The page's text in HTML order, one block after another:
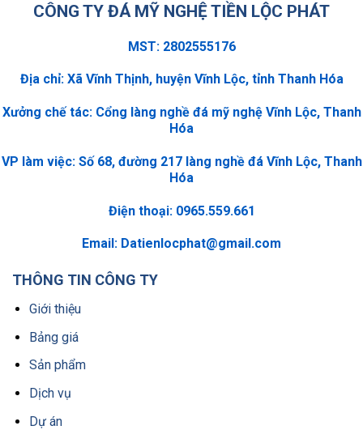
CÔNG TY ĐÁ MỸ NGHỆ TIỀN LỘC PHÁT
MST: 2802555176
Địa chỉ: Xã Vĩnh Thịnh, huyện Vĩnh Lộc, tỉnh Thanh Hóa
Xưởng chế tác: Cổng làng nghề đá mỹ nghệ Vĩnh Lộc, Thanh
Hóa
VP làm việc: Số 68, đường 217 làng nghề đá Vĩnh Lộc, Thanh
Hóa
Điện thoại: 0965.559.661
Email: Datienlocphat@gmail.com
THÔNG TIN CÔNG TY
Giới thiệu
Bảng giá
Sản phẩm
Dịch vụ
Dự án